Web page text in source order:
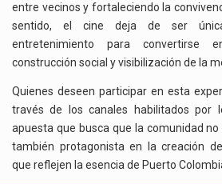
entre vecinos y fortaleciendo la
sentido, el cine deja de ser
entretenimiento para convertirse
construcción social y visibilización de la
Quienes deseen participar en esta
través de los canales habilitados por
apuesta que busca que la comunidad
también protagonista en la creación
que reflejen la esencia de Puerto